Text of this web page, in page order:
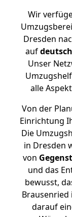
Wir
Dresden
auf
Unser
alle
Von der
Einrichtung
Die
in Dresden
von
und das
bewusst,
darauf